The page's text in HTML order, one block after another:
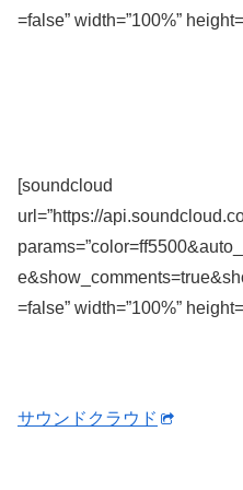
=false” width=”100%”
[soundcloud
url=”https://
=false” width=”100%”
サウンドクラウド